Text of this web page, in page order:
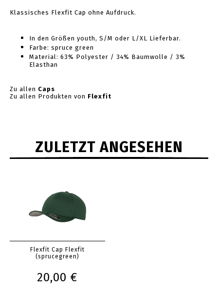
Klassisches Flexfit Cap ohne Aufdruck.
In den Größen youth, S/M oder L/XL Lieferbar.
Farbe: spruce green
Material: 63% Polyester / 34% Baumwolle / 3%
Elasthan
Zu allen Caps
Zu allen Produkten von Flexfit
ZULETZT ANGESEHEN
Flexfit Cap Flexfit
(sprucegreen)
20,00 €